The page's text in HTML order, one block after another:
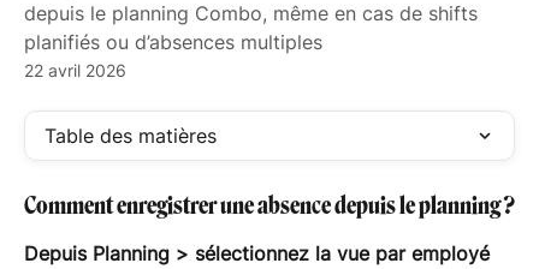
depuis le planning Combo, même en cas de shifts
planifiés ou d’absences multiples
22 avril 2026
Table des matières
Comment enregistrer une absence depuis le planning ?
Depuis Planning > sélectionnez la vue par employé